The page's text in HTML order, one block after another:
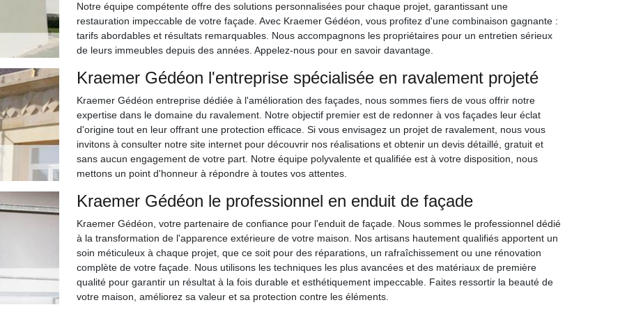
Notre équipe compétente offre des solutions personnalisées pour chaque projet, garantissant une
restauration impeccable de votre façade. Avec Kraemer Gédéon, vous profitez d'une combinaison gagnante :
tarifs abordables et résultats remarquables. Nous accompagnons les propriétaires pour un entretien sérieux
de leurs immeubles depuis des années. Appelez-nous pour en savoir davantage.
Kraemer Gédéon l'entreprise spécialisée en ravalement projeté
Kraemer Gédéon entreprise dédiée à l'amélioration des façades, nous sommes fiers de vous offrir notre
expertise dans le domaine du ravalement. Notre objectif premier est de redonner à vos façades leur éclat
d'origine tout en leur offrant une protection efficace. Si vous envisagez un projet de ravalement, nous vous
invitons à consulter notre site internet pour découvrir nos réalisations et obtenir un devis détaillé, gratuit et
sans aucun engagement de votre part. Notre équipe polyvalente et qualifiée est à votre disposition, nous
mettons un point d'honneur à répondre à toutes vos attentes.
Kraemer Gédéon le professionnel en enduit de façade
Kraemer Gédéon, votre partenaire de confiance pour l'enduit de façade. Nous sommes le professionnel dédié
à la transformation de l'apparence extérieure de votre maison. Nos artisans hautement qualifiés apportent un
soin méticuleux à chaque projet, que ce soit pour des réparations, un rafraîchissement ou une rénovation
complète de votre façade. Nous utilisons les techniques les plus avancées et des matériaux de première
qualité pour garantir un résultat à la fois durable et esthétiquement impeccable. Faites ressortir la beauté de
votre maison, améliorez sa valeur et sa protection contre les éléments.